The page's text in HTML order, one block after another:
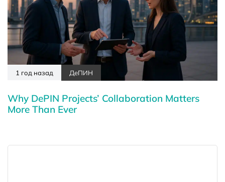
1 год назад ДеПИН
Why DePIN Projects’ Collaboration Matters
More Than Ever